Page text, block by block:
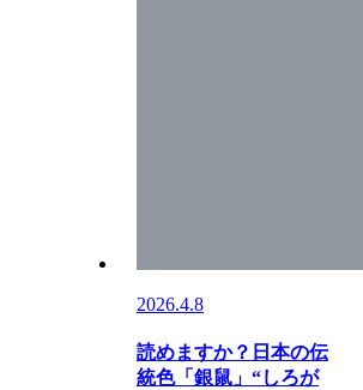
2026.4.8
読めますか？日本の伝
統色「銀鼠」“しろが